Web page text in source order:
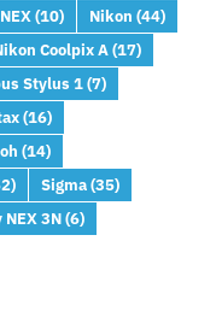
NEX(10) Nikon (44)
Coolpix A(17)
Stylus 1(7)
(16)
(14)
Sigma(35)
NEX 3N(6)